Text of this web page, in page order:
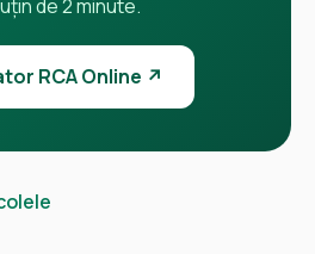
de 2 minute.
RCA Online ↗